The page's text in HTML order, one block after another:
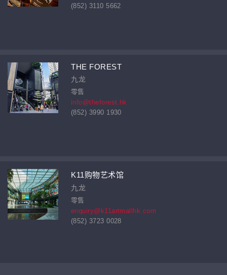
(852) 3110 5662
THE FOREST
九龙
零售
info@theforest.hk
(852) 3990 1930
K11购物艺术馆
九龙
零售
enquiry@k11artmallhk.com
(852) 3723 0028